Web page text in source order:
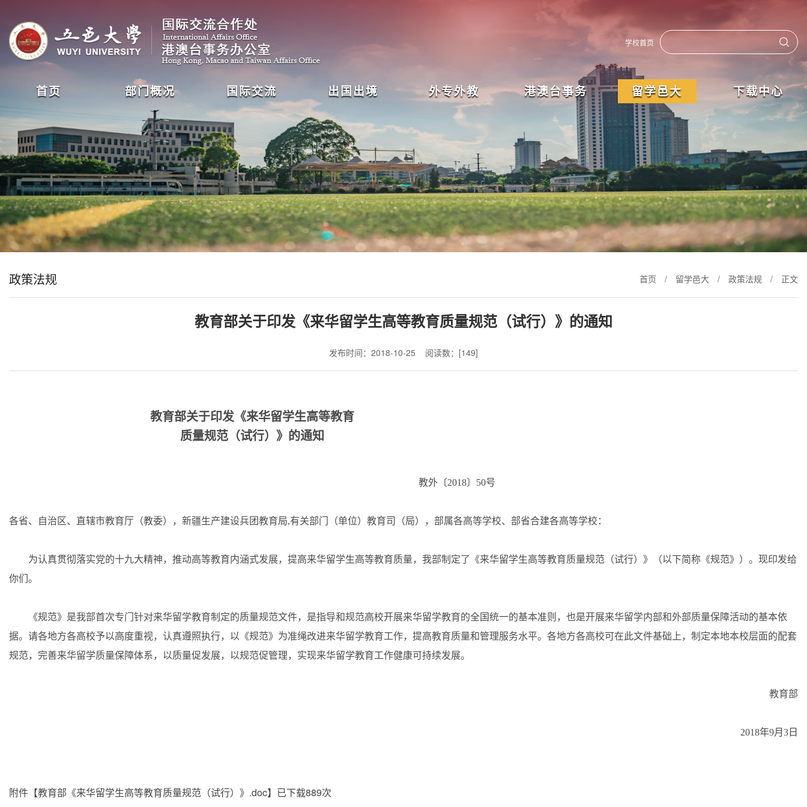
学校首页
首页 部门概况 国际交流 出国出境 外专外教 港澳台事务 留学邑大 下载中心
政策法规 首页 / 留学邑大 / 政策法规 / 正文
教育部关于印发《来华留学生高等教育质量规范（试行）》的通知
发布时间：2018-10-25 阅读数：[149]
教育部关于印发《来华留学生高等教育
质量规范（试行）》的通知
教外〔2018〕50号
各省、自治区、直辖市教育厅（教委），新疆生产建设兵团教育局,有关部门（单位）教育司（局），部属各高等学校、部省合建各高等学校：
为认真贯彻落实党的十九大精神，推动高等教育内涵式发展，提高来华留学生高等教育质量，我部制定了《来华留学生高等教育质量规范（试行）》（以下简称《规范》）。现印发给
你们。
《规范》是我部首次专门针对来华留学教育制定的质量规范文件，是指导和规范高校开展来华留学教育的全国统一的基本准则，也是开展来华留学内部和外部质量保障活动的基本依
据。请各地方各高校予以高度重视，认真遵照执行，以《规范》为准绳改进来华留学教育工作，提高教育质量和管理服务水平。各地方各高校可在此文件基础上，制定本地本校层面的配套
规范，完善来华留学质量保障体系，以质量促发展，以规范促管理，实现来华留学教育工作健康可持续发展。
教育部
2018年9月3日
附件【教育部《来华留学生高等教育质量规范（试行）》.doc】已下载889次